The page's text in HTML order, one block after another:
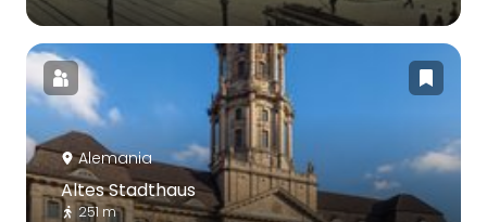
Alemania
Altes Stadthaus
251 m